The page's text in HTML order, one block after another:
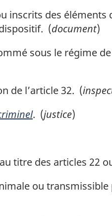
des
(document)
sous le régime
de l’article 32. (
. (justice)
titre des articles 22
ou